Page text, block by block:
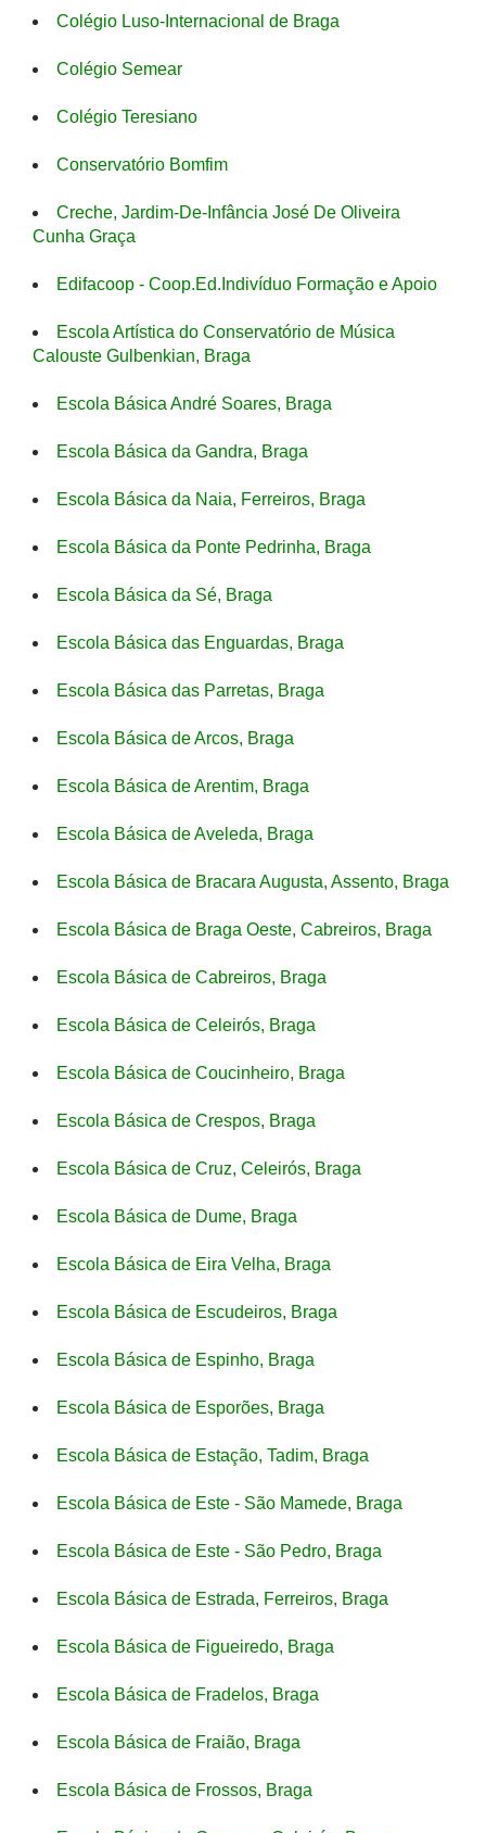
Colégio Luso-Internacional de Braga
Colégio Semear
Colégio Teresiano
Conservatório Bomfim
Creche, Jardim-De-Infância José De Oliveira
Cunha Graça
Edifacoop - Coop.Ed.Indivíduo Formação e Apoio
Escola Artística do Conservatório de Música
Calouste Gulbenkian, Braga
Escola Básica André Soares, Braga
Escola Básica da Gandra, Braga
Escola Básica da Naia, Ferreiros, Braga
Escola Básica da Ponte Pedrinha, Braga
Escola Básica da Sé, Braga
Escola Básica das Enguardas, Braga
Escola Básica das Parretas, Braga
Escola Básica de Arcos, Braga
Escola Básica de Arentim, Braga
Escola Básica de Aveleda, Braga
Escola Básica de Bracara Augusta, Assento, Braga
Escola Básica de Braga Oeste, Cabreiros, Braga
Escola Básica de Cabreiros, Braga
Escola Básica de Celeirós, Braga
Escola Básica de Coucinheiro, Braga
Escola Básica de Crespos, Braga
Escola Básica de Cruz, Celeirós, Braga
Escola Básica de Dume, Braga
Escola Básica de Eira Velha, Braga
Escola Básica de Escudeiros, Braga
Escola Básica de Espinho, Braga
Escola Básica de Esporões, Braga
Escola Básica de Estação, Tadim, Braga
Escola Básica de Este - São Mamede, Braga
Escola Básica de Este - São Pedro, Braga
Escola Básica de Estrada, Ferreiros, Braga
Escola Básica de Figueiredo, Braga
Escola Básica de Fradelos, Braga
Escola Básica de Fraião, Braga
Escola Básica de Frossos, Braga